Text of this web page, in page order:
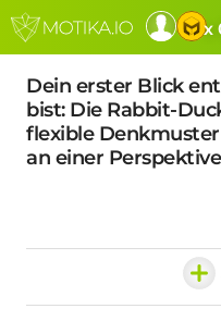
x
Dein erster Blick
bist: Die Rabbit-
flexible
an einer